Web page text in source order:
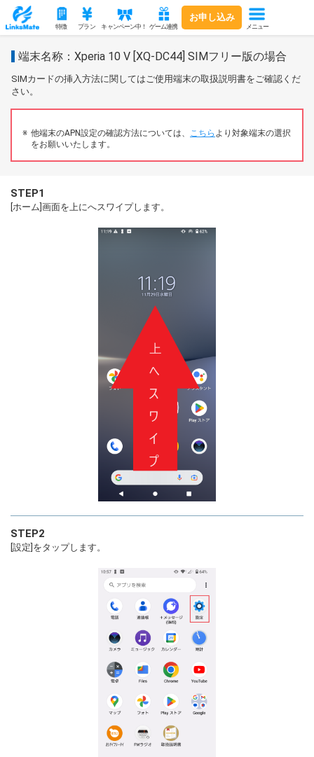
特徴 プラン キャンペーン中！ ゲーム連携
お申し込み
メニュー
端末名称：Xperia 10 V [XQ‐DC44] SIMフリー版の場合
SIMカードの挿入方法に関してはご使用端末の取扱説明書をご確認くだ
さい。
他端末のAPN設定の確認方法については、 こちら より対象端末の選択
をお願いいたします。
STEP1
[ホーム]画面を上にへスワイプします。
STEP2
[設定]をタップします。